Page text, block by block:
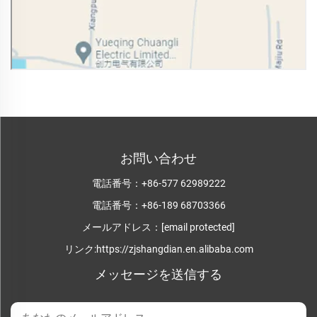
お問い合わせ
電話番号： +86-577 62989222
電話番号： +86-189 68703366
メールアドレス： [email protected]
リンク:https://zjshangdian.en.alibaba.com
メッセージを送信する